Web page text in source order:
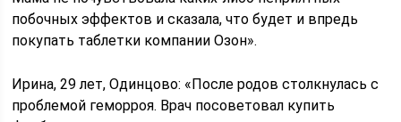
побочных эффектов и сказала, что будет и впредь
покупать таблетки компании Озон».
Ирина, 29 лет, Одинцово: «После родов столкнулась с
проблемой геморроя. Врач посоветовал купить